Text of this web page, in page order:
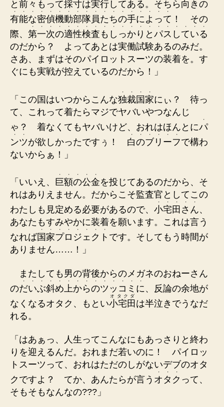
と 前 々 も って採寸は実行 し てある。そちら向きの
有
・
能
・
な
・
密
・
偵
・
機
・
動
・
部
・
隊
・
員
・
た
・
ち
・
の
・
手
・
に
・
よ
・
っ
・
て
・
！ その
際、 第
・
一
・
次
・
の
・
適
・
性
・
検
・
査
・
も
・
し
・
っ
・
か
・
り
・
と
・
パ
・
ス
・
し
・
て
・
い
・
る
・
のだから？ よってあとは実働試験あるのみだ。
さあ、まずはそのパイロットスーツの装着を。す
ぐにも実戦が控えているのだから！」
「この国はいつからこんな独
・
裁
・
国
・
家
・
にぃ？ 待っ
て、これって着たらマジでヤバいやつなんじ
ゃ？ 着なくてもヤバいけど、おれはほんとにパ
・
ン
・
ツ
・
が欲しかったですぅ！ 白
・
の
・
ブ
・
リ
・
ー
・
フ
・
で構わ
ないからぁ！」
「いいえ、 巨
・
額
・
の
・
公
・
金
・
を投じてあるのだから、そ
れはありえません。だからこそ監査官としてこの
わたしも見定める必要があるので、 小
・
宅
・
田
・
さ
・
ん
・
、
あなたもすみやかに装着を願います。これは言う
なれば国
・
家
・
プ
・
ロ
・
ジ
・
ェ
・
ク
・
ト
・
です。そしてもう時間が
ありません……！」
またしても男の背後からのメガネのおねーさん
のだ
・
い
・
ぶ
・
斜
・
め
・
上
・
か
・
ら
・
の
・
ツ
・
ッ
・
コ
・
ミ
・
に
・
、反論の余地が
なくなるオタク、もとい小宅田
オタクダ
は半泣きでうなだ
れる。
「はあぁっ、人生ってこんなにもあっさりと終わ
りを迎えるんだ。おれまだ若いのに！ パイロッ
トスーツって、おれはただのしがないデブのオタ
クですよ？ てか、あんたらが言う オ
・
タ
・
ク
・
って、
そもそもなんなの???」